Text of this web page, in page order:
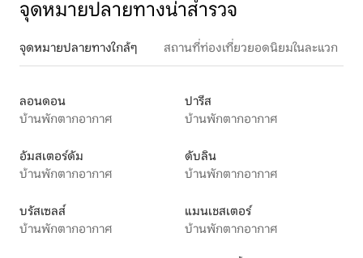
จุดหมายปลายทางน่าสำรวจ
จุดหมายปลายทางใกล้ๆ สถานที่ท่องเที่ยวยอดนิยมในละแวก
ลอนดอน
บ้านพักตากอากาศ
ปารีส
บ้านพักตากอากาศ
อัมสเตอร์ดัม
บ้านพักตากอากาศ
ดับลิน
บ้านพักตากอากาศ
บรัสเซลส์
บ้านพักตากอากาศ
แมนเชสเตอร์
บ้านพักตากอากาศ